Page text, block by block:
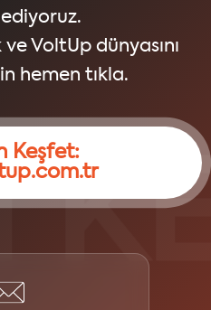
VoltUp dünyasını
hemen tıkla.
Keşfet: